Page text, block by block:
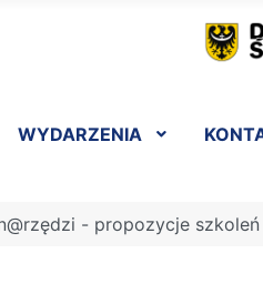
WYDARZENIA
- propozycje szkoleń